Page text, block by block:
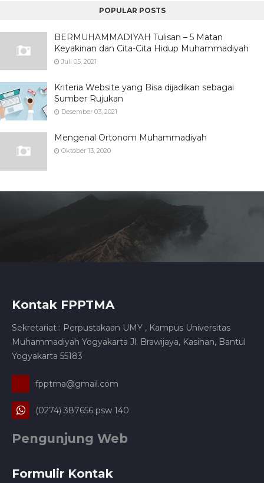
POPULAR POSTS
BERMUHAMMADIYAH Tulisan – 5 Matan
Keyakinan dan Cita-Cita Hidup Muhammadiyah
Juli 05, 2021
Kriteria Website yang Bisa dijadikan sebagai
Sumber Rujukan
Desember 03, 2021
Mengenal Ortonom Muhammadiyah
Oktober 13, 2020
Kontak FPPTMA
Sekretariat : Perpustakaan UMY , Kampus Universitas
Muhammadiyah Yogyakarta Jl. Brawijaya, Kasihan, Bantul
Yogyakarta 55183
fpptma@gmail.com
(0274) 387656 psw 140
Pengunjung Web
Formulir Kontak